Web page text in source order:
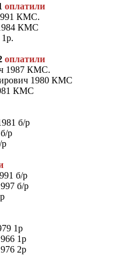
оплатили
КМС.
КМС
оплатили
1987 КМС.
1980 КМС
КМС
б/р
р
р
б/р
б/р
1р
1р
2р